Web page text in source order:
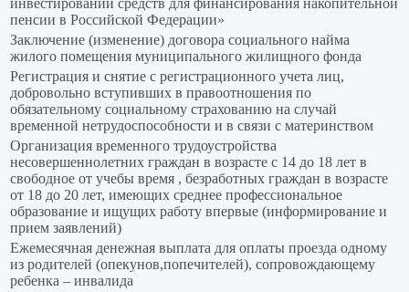
инвестировании средств для финансирования накопительной
пенсии в Российской Федерации»
Заключение (изменение) договора социального найма
жилого помещения муниципального жилищного фонда
Регистрация и снятие с регистрационного учета лиц,
добровольно вступивших в правоотношения по
обязательному социальному страхованию на случай
временной нетрудоспособности и в связи с материнством
Организация временного трудоустройства
несовершеннолетних граждан в возрасте с 14 до 18 лет в
свободное от учебы время , безработных граждан в возрасте
от 18 до 20 лет, имеющих среднее профессиональное
образование и ищущих работу впервые (информирование и
прием заявлений)
Ежемесячная денежная выплата для оплаты проезда одному
из родителей (опекунов,попечителей), сопровождающему
ребенка – инвалида